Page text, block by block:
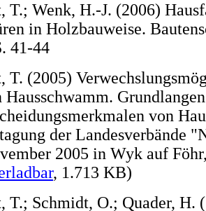
T.; Wenk, H.-J. (2006)
in Holzbauweise.
41-44
T. (2005)
Hausschwamm.
von
der Landesverbände
2005 in Wyk auf
, 1.713 KB)
T.; Schmidt, O.; Quader, H.